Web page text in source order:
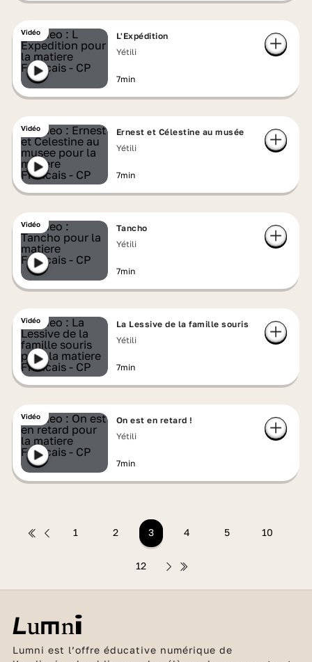
Vidéo
L'Expédition
Yétili
7min
Vidéo
Ernest et Célestine au musée
Yétili
7min
Vidéo
Tancho
Yétili
7min
Vidéo
La Lessive de la famille souris
Yétili
7min
Vidéo
On est en retard !
Yétili
7min
1 2 3 4 5 10
12
Lumni est l’offre éducative numérique de